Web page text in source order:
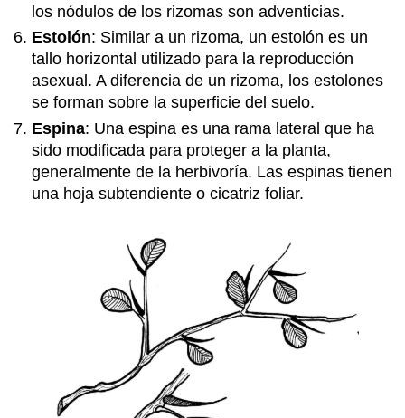
los nódulos de los rizomas son adventicias.
Estolón: Similar a un rizoma, un estolón es un
tallo horizontal utilizado para la reproducción
asexual. A diferencia de un rizoma, los estolones
se forman sobre la superficie del suelo.
Espina: Una espina es una rama lateral que ha
sido modificada para proteger a la planta,
generalmente de la herbivoría. Las espinas tienen
una hoja subtendiente o cicatriz foliar.